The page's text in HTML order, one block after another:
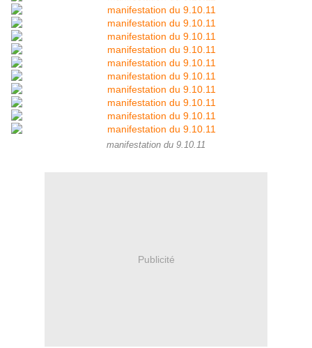
manifestation du 9.10.11
Publicité